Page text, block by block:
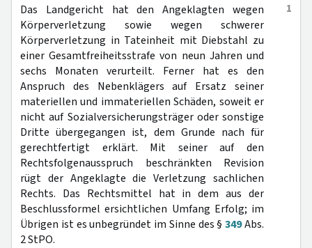
1
Das Landgericht hat den Angeklagten wegen
Körperverletzung sowie wegen schwerer
Körperverletzung in Tateinheit mit Diebstahl zu
einer Gesamtfreiheitsstrafe von neun Jahren und
sechs Monaten verurteilt. Ferner hat es den
Anspruch des Nebenklägers auf Ersatz seiner
materiellen und immateriellen Schäden, soweit er
nicht auf Sozialversicherungsträger oder sonstige
Dritte übergegangen ist, dem Grunde nach für
gerechtfertigt erklärt. Mit seiner auf den
Rechtsfolgenausspruch beschränkten Revision
rügt der Angeklagte die Verletzung sachlichen
Rechts. Das Rechtsmittel hat in dem aus der
Beschlussformel ersichtlichen Umfang Erfolg; im
Übrigen ist es unbegründet im Sinne des §349Abs.
2 StPO.